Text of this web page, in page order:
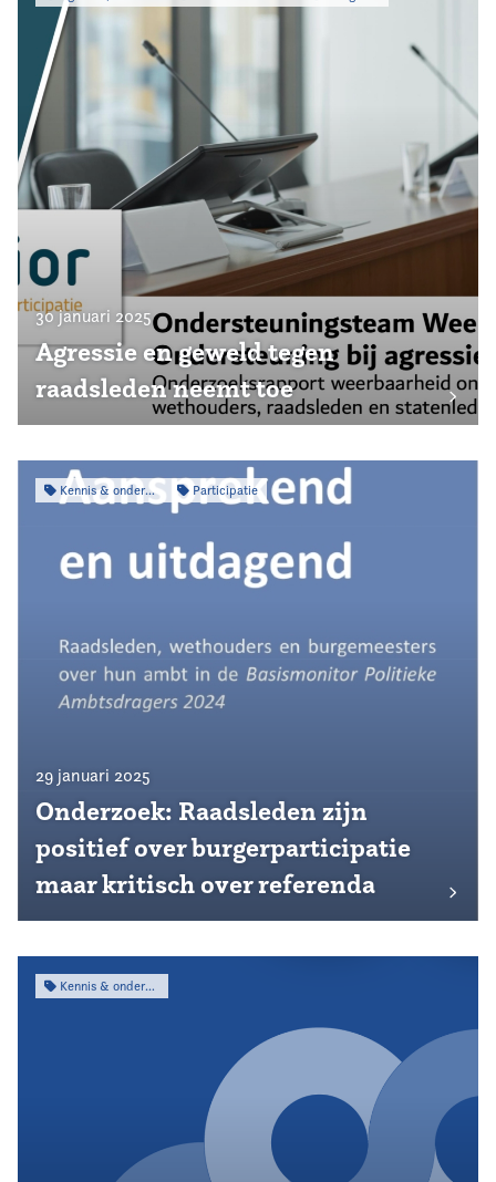
30 januari 2025
Agressie en geweld tegen
raadsleden neemt toe
Kennis & onderzoek Participatie
29 januari 2025
Onderzoek: Raadsleden zijn
positief over burgerparticipatie
maar kritisch over referenda
Kennis & onderzoek